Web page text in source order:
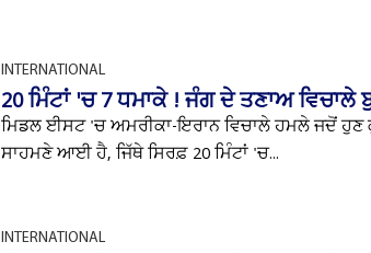
INTERNATIONAL
20 ਮਿੰਟਾਂ 'ਚ 7 ਧਮਾਕੇ ! ਜੰਗ ਦੇ ਤਣਾਅ
ਮਿਡਲ ਈਸਟ 'ਚ ਅਮਰੀਕਾ-ਇਰਾਨ ਵਿਚਾਲੇ ਹਮਲੇ ਜਦੋਂ
ਸਾਹਮਣੇ ਆਈ ਹੈ, ਜਿੱਥੇ ਸਿਰਫ਼ 20 ਮਿੰਟਾਂ 'ਚ...
INTERNATIONAL